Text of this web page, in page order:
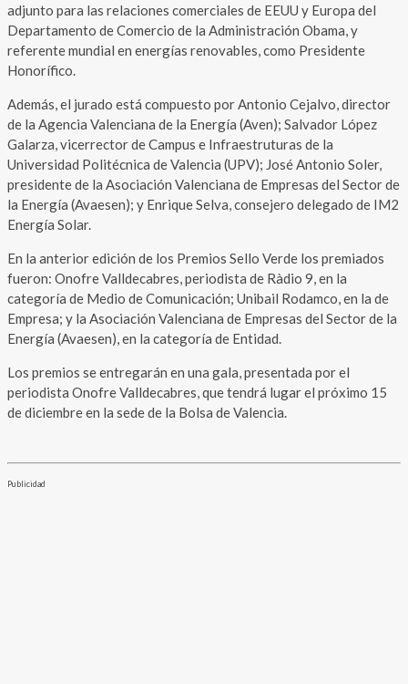
adjunto para las relaciones comerciales de EEUU y Europa del
Departamento de Comercio de la Administración Obama, y
referente mundial en energías renovables, como Presidente
Honorífico.
Además, el jurado está compuesto por Antonio Cejalvo, director
de la Agencia Valenciana de la Energía (Aven); Salvador López
Galarza, vicerrector de Campus e Infraestruturas de la
Universidad Politécnica de Valencia (UPV); José Antonio Soler,
presidente de la Asociación Valenciana de Empresas del Sector de
la Energía (Avaesen); y Enrique Selva, consejero delegado de IM2
Energía Solar.
En la anterior edición de los Premios Sello Verde los premiados
fueron: Onofre Valldecabres, periodista de Ràdio 9, en la
categoría de Medio de Comunicación; Unibail Rodamco, en la de
Empresa; y la Asociación Valenciana de Empresas del Sector de la
Energía (Avaesen), en la categoría de Entidad.
Los premios se entregarán en una gala, presentada por el
periodista Onofre Valldecabres, que tendrá lugar el próximo 15
de diciembre en la sede de la Bolsa de Valencia.
Publicidad